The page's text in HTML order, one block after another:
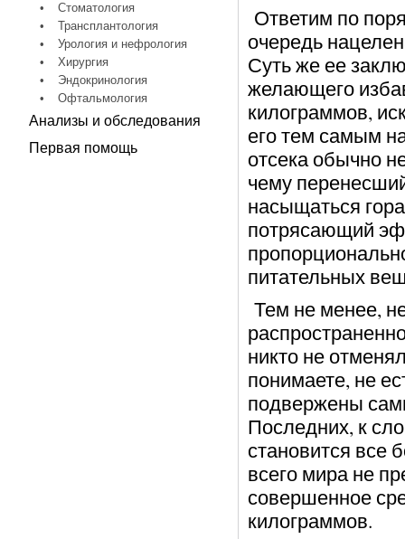
•
Стоматология
•
Трансплантология
•
Урология и нефрология
•
Хирургия
•
Эндокринология
•
Офтальмология
Анализы и обследования
Первая помощь
Ответим по
очередь
Суть же ее
желающего
килограммов,
его тем самым
отсека обычно
чему
насыщаться
потрясающий
питательных
Тем не менее,
никто не
понимаете, не
подвержены
Последних, к
становится все
всего мира не
совершенное
килограммов.